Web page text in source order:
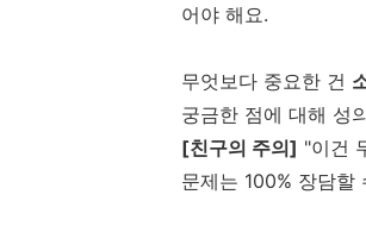
어야 해요.
무엇보다 중요한 건
궁금한 점에 대해 성
[친구의 주의] "이건
문제는 100% 장담할